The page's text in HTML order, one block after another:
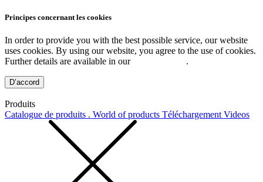
Principes concernant les cookies
In order to provide you with the best possible service, our website
uses cookies. By using our website, you agree to the use of cookies.
Further details are available in our
.
D’accord
Produits
Catalogue de produits . World of products Téléchargement Videos